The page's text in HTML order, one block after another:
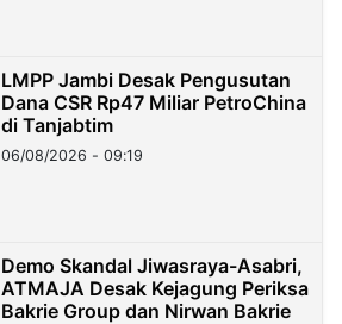
LMPP Jambi Desak Pengusutan
Dana CSR Rp47 Miliar PetroChina
di Tanjabtim
06/08/2026 - 09:19
Demo Skandal Jiwasraya-Asabri,
ATMAJA Desak Kejagung Periksa
Bakrie Group dan Nirwan Bakrie